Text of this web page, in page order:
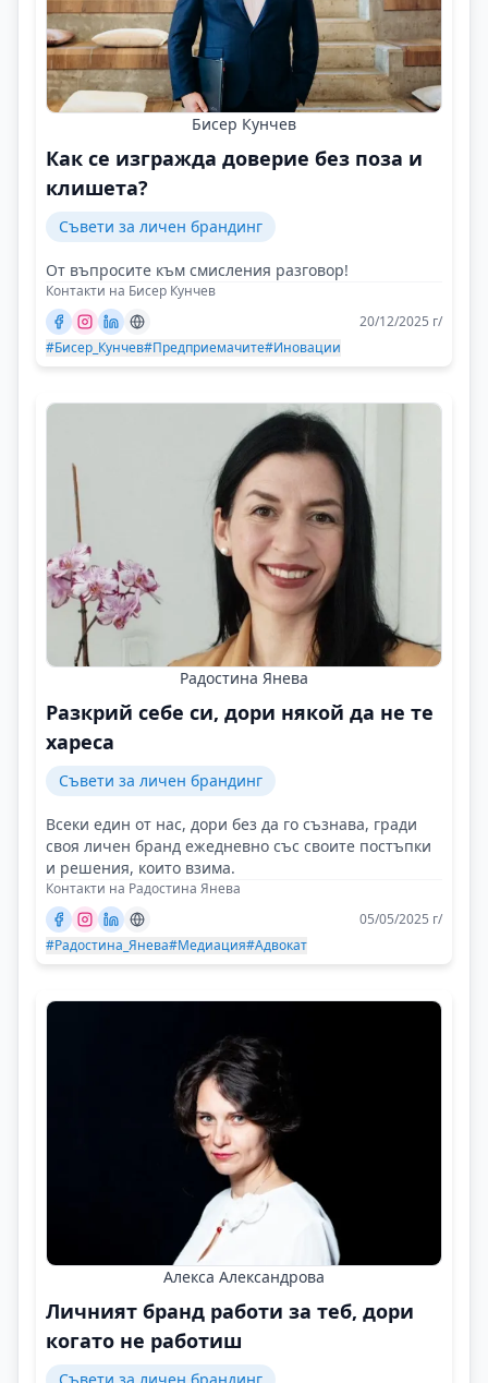
Бисер Кунчев
Как се изгражда доверие без поза и
клишета?
Съвети за личен брандинг
От въпросите към смисления разговор!
Контакти на Бисер Кунчев
20/12/2025 г/
#Бисер_Кунчев#Предприемачите#Иновации
Радостина Янева
Разкрий себе си, дори някой да не те
хареса
Съвети за личен брандинг
Всеки един от нас, дори без да го съзнава, гради
своя личен бранд ежедневно със своите постъпки
и решения, които взима.
Контакти на Радостина Янева
05/05/2025 г/
#Радостина_Янева#Медиация#Адвокат
Алекса Александрова
Личният бранд работи за теб, дори
когато не работиш